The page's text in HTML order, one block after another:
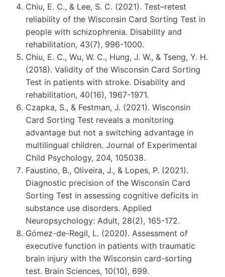
Chiu, E. C., & Lee, S. C. (2021). Test–retest
reliability of the Wisconsin Card Sorting Test in
people with schizophrenia. Disability and
rehabilitation, 43(7), 996-1000.
Chiu, E. C., Wu, W. C., Hung, J. W., & Tseng, Y. H.
(2018). Validity of the Wisconsin Card Sorting
Test in patients with stroke. Disability and
rehabilitation, 40(16), 1967-1971.
Czapka, S., & Festman, J. (2021). Wisconsin
Card Sorting Test reveals a monitoring
advantage but not a switching advantage in
multilingual children. Journal of Experimental
Child Psychology, 204, 105038.
Faustino, B., Oliveira, J., & Lopes, P. (2021).
Diagnostic precision of the Wisconsin Card
Sorting Test in assessing cognitive deficits in
substance use disorders. Applied
Neuropsychology: Adult, 28(2), 165-172.
Gómez-de-Regil, L. (2020). Assessment of
executive function in patients with traumatic
brain injury with the Wisconsin card-sorting
test. Brain Sciences, 10(10), 699.